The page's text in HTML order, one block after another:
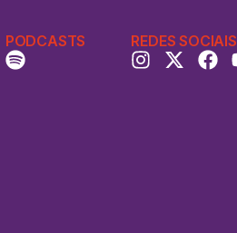
PODCASTS REDES SOCIAIS